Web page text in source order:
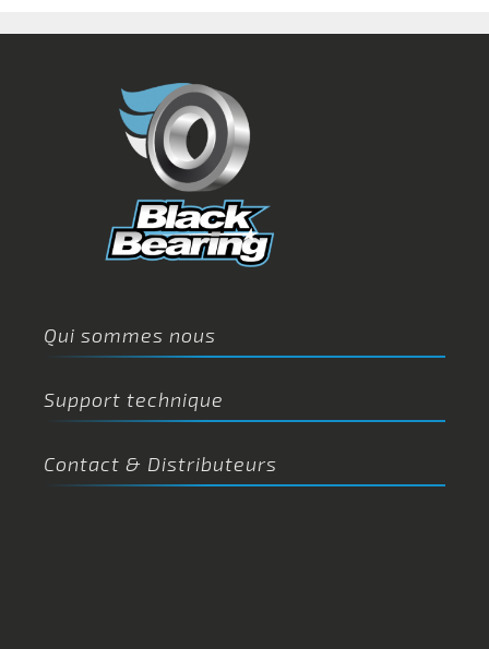
Qui sommes nous
Support technique
Contact & Distributeurs